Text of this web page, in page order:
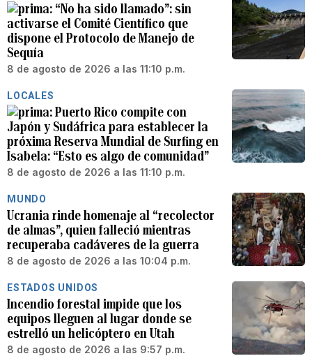
“No ha sido llamado”: sin
activarse el Comité Científico que
dispone el Protocolo de Manejo de
Sequía
8 de agosto de 2026 a las 11:10 p.m.
LOCALES
Puerto Rico compite con
Japón y Sudáfrica para establecer la
próxima Reserva Mundial de Surfing en
Isabela: “Esto es algo de comunidad”
8 de agosto de 2026 a las 11:10 p.m.
MUNDO
Ucrania rinde homenaje al “recolector
de almas”, quien falleció mientras
recuperaba cadáveres de la guerra
8 de agosto de 2026 a las 10:04 p.m.
ESTADOS UNIDOS
Incendio forestal impide que los
equipos lleguen al lugar donde se
estrelló un helicóptero en Utah
8 de agosto de 2026 a las 9:57 p.m.